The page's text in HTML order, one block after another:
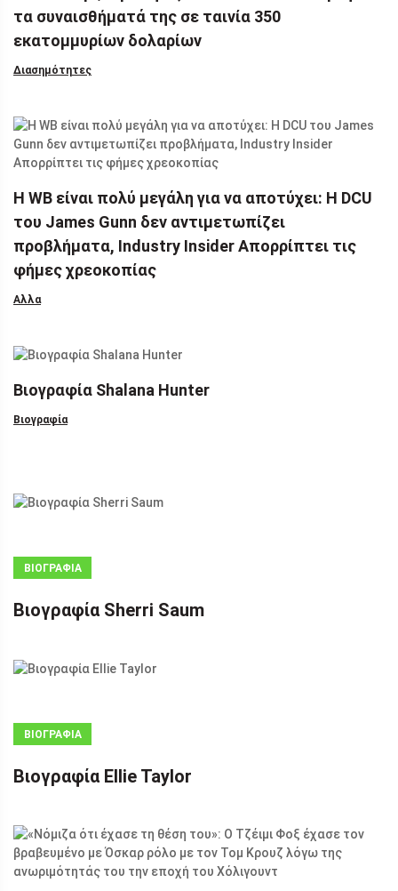
τα συναισθήματά της σε ταινία 350
εκατομμυρίων δολαρίων
Διασημότητες
Η WB είναι πολύ μεγάλη για να αποτύχει: Η DCU
του James Gunn δεν αντιμετωπίζει
προβλήματα, Industry Insider Απορρίπτει τις
φήμες χρεοκοπίας
Αλλα
Βιογραφία Shalana Hunter
Βιογραφία
ΒΙΟΓΡΑΦΊΑ
Βιογραφία Sherri Saum
ΒΙΟΓΡΑΦΊΑ
Βιογραφία Ellie Taylor